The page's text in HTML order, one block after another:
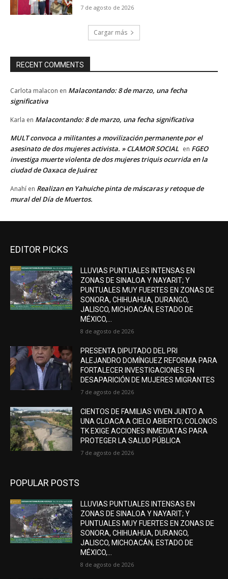
7 de agosto de 2026
Cargar más
RECENT COMMENTS
Carlota malacon en Malacontando: 8 de marzo, una fecha
significativa
Karla en Malacontando: 8 de marzo, una fecha significativa
MULT convoca a militantes a movilización permanente por el
asesinato de dos mujeres activista. » CLAMOR SOCIAL en FGEO
investiga muerte violenta de dos mujeres triquis ocurrida en la
ciudad de Oaxaca de Juárez
Anahí en Realizan en Yahuiche pinta de máscaras y retoque de
mural del Día de Muertos.
EDITOR PICKS
LLUVIAS PUNTUALES INTENSAS EN
ZONAS DE SINALOA Y NAYARIT; Y
PUNTUALES MUY FUERTES EN ZONAS DE
SONORA, CHIHUAHUA, DURANGO,
JALISCO, MICHOACÁN, ESTADO DE
MÉXICO,...
8 de agosto de 2026
PRESENTA DIPUTADO DEL PRI
ALEJANDRO DOMÍNGUEZ REFORMA PARA
FORTALECER INVESTIGACIONES EN
DESAPARICIÓN DE MUJERES MIGRANTES
7 de agosto de 2026
CIENTOS DE FAMILIAS VIVEN JUNTO A
UNA CLOACA A CIELO ABIERTO; COLONOS
TK EXIGE ACCIONES INMEDIATAS PARA
PROTEGER LA SALUD PÚBLICA
7 de agosto de 2026
POPULAR POSTS
LLUVIAS PUNTUALES INTENSAS EN
ZONAS DE SINALOA Y NAYARIT; Y
PUNTUALES MUY FUERTES EN ZONAS DE
SONORA, CHIHUAHUA, DURANGO,
JALISCO, MICHOACÁN, ESTADO DE
MÉXICO,...
8 de agosto de 2026